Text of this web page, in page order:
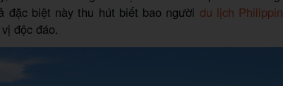
đặc biệt này thu hút biết bao người du lịch
độc đáo.